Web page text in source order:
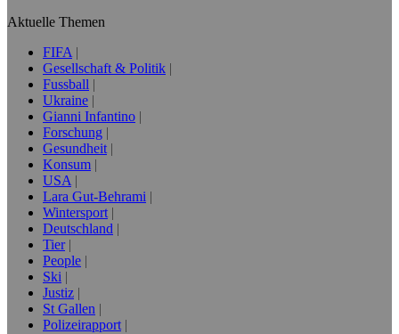
Aktuelle Themen
FIFA
Gesellschaft & Politik
Fussball
Ukraine
Gianni Infantino
Forschung
Gesundheit
Konsum
USA
Lara Gut-Behrami
Wintersport
Deutschland
Tier
People
Ski
Justiz
St Gallen
Polizeirapport